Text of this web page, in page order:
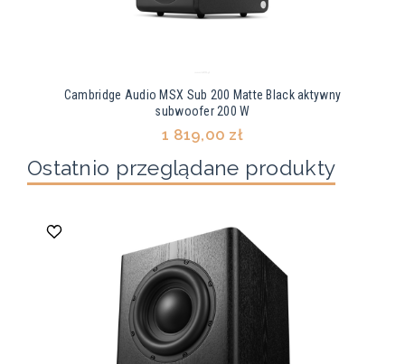
Cambridge Audio MSX Sub 200 Matte Black aktywny
subwoofer 200 W
1 819,00 zł
Ostatnio przeglądane produkty